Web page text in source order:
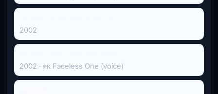
2002
2002 · як Faceless One (voice)